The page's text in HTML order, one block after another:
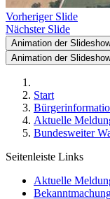
Vorheriger Slide
Nächster Slide
Animation der
Animation der
Start
Aktuelle
Bundesweiter
Seitenleiste Links
Aktuelle